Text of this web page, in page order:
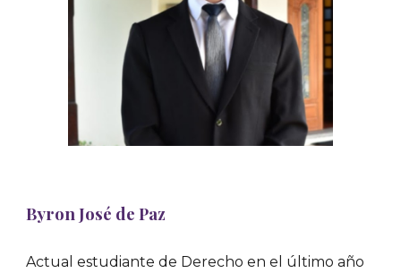
Byron José de Paz
Actual estudiante de Derecho en el último año